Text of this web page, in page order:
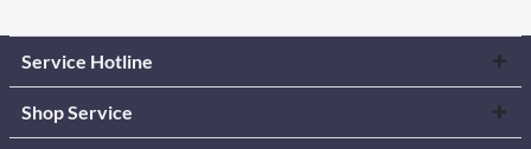
Service Hotline
Shop Service